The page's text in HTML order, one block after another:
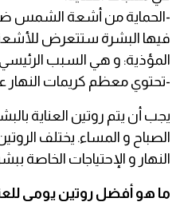
-الحماية من أشعة الشمس
المؤذية: و هي السبب
-تحتوي معظم كريمات النهار
يجب أن يتم روتين العناية
الصباح و المساء. يختلف
النهار و الإحتياجات الخاصة
ما هو أفضل روتين يومي